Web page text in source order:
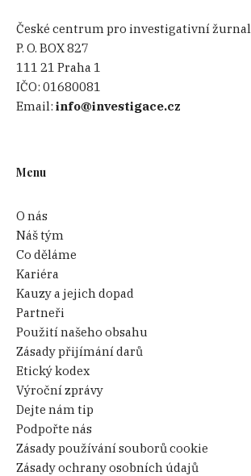
České centrum pro investigativní
P. O. BOX 827
111 21 Praha 1
IČO:01680081
Email:info@investigace.cz
Menu
O nás
Náš tým
Co děláme
Kariéra
Kauzy a jejich dopad
Partneři
Použití našeho obsahu
Zásady přijímání darů
Etický kodex
Výroční zprávy
Dejte nám tip
Podpořte nás
Zásady používání souborů cookie
Zásady ochrany osobních údajů